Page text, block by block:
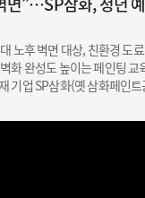
노후 벽면 대상, 친환경 도
화 완성도 높이는 페인팅 교
기업 SP삼화(옛 삼화페인
밝혔다. SP삼화는…